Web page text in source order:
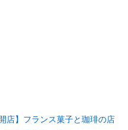
店】フランス菓子と珈琲の店